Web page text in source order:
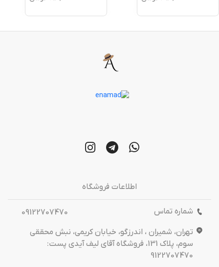
اطلاعات فروشگاه
شماره تماس
09122707470
تهران، شمیران ، اندرزگو، خیابان کریمی، نبش محققی
سوم، پلاک 131، فروشگاه آقای لیف آیدی پست:
9122707470